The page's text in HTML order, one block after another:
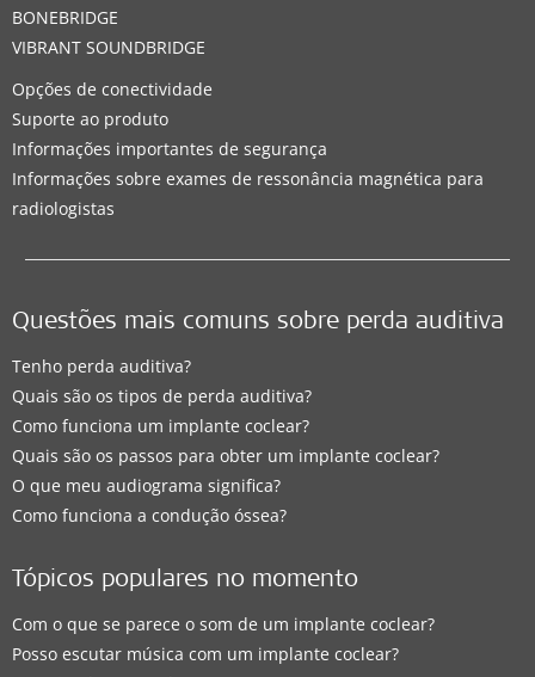
BONEBRIDGE
VIBRANT SOUNDBRIDGE
Opções de conectividade
Suporte ao produto
Informações importantes de segurança
Informações sobre exames de ressonância magnética para
radiologistas
Questões mais comuns sobre perda auditiva
Tenho perda auditiva?
Quais são os tipos de perda auditiva?
Como funciona um implante coclear?
Quais são os passos para obter um implante coclear?
O que meu audiograma significa?
Como funciona a condução óssea?
Tópicos populares no momento
Com o que se parece o som de um implante coclear?
Posso escutar música com um implante coclear?